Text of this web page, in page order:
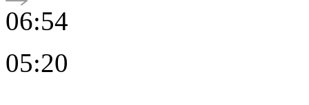
06:54
05:20